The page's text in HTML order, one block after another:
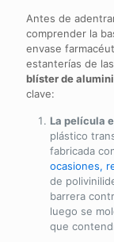
Antes de
comprender la
envase
estanterías de
blíster de
clave:
La película
plástico
fabricada
ocasiones,
de
barrera
luego se
que